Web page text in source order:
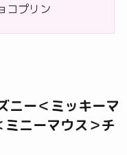
コプリン
ニー＜ミッキーマ
ニーマウス＞チ